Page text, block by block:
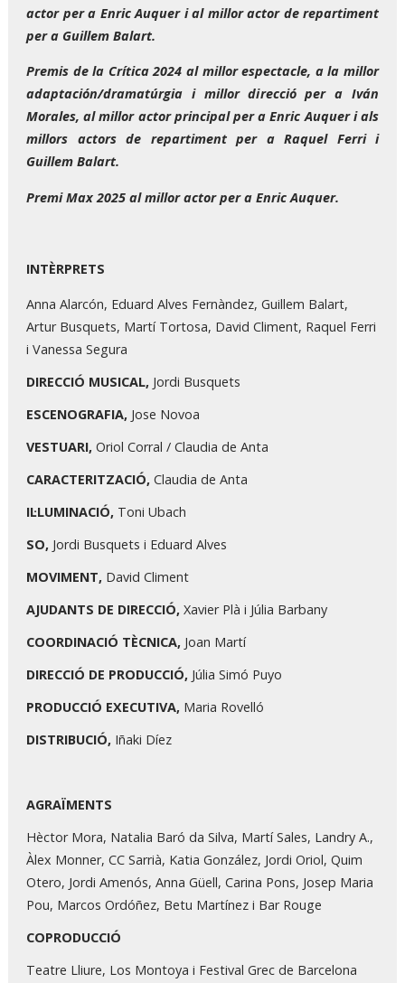
actor per a Enric Auquer i al millor actor de repartiment
per a Guillem Balart.
Premis de la Crítica 2024 al millor espectacle, a la millor
adaptación/dramatúrgia i millor direcció per a Iván
Morales, al millor actor principal per a Enric Auquer i als
millors actors de repartiment per a Raquel Ferri i
Guillem Balart.
Premi Max 2025 al millor actor per a Enric Auquer.
INTÈRPRETS
Anna Alarcón, Eduard Alves Fernàndez, Guillem Balart,
Artur Busquets, Martí Tortosa, David Climent, Raquel Ferri
i Vanessa Segura
DIRECCIÓ MUSICAL, Jordi Busquets
ESCENOGRAFIA, Jose Novoa
VESTUARI, Oriol Corral / Claudia de Anta
CARACTERITZACIÓ, Claudia de Anta
IL·LUMINACIÓ, Toni Ubach
SO, Jordi Busquets i Eduard Alves
MOVIMENT, David Climent
AJUDANTS DE DIRECCIÓ, Xavier Plà i Júlia Barbany
COORDINACIÓ TÈCNICA, Joan Martí
DIRECCIÓ DE PRODUCCIÓ, Júlia Simó Puyo
PRODUCCIÓ EXECUTIVA, Maria Rovelló
DISTRIBUCIÓ, Iñaki Díez
AGRAÏMENTS
Hèctor Mora, Natalia Baró da Silva, Martí Sales, Landry A.,
Àlex Monner, CC Sarrià, Katia González, Jordi Oriol, Quim
Otero, Jordi Amenós, Anna Güell, Carina Pons, Josep Maria
Pou, Marcos Ordóñez, Betu Martínez i Bar Rouge
COPRODUCCIÓ
Teatre Lliure, Los Montoya i Festival Grec de Barcelona